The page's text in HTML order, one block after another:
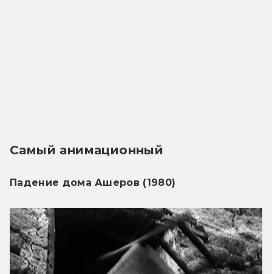
Самый анимационный
Падение дома Ашеров (1980)